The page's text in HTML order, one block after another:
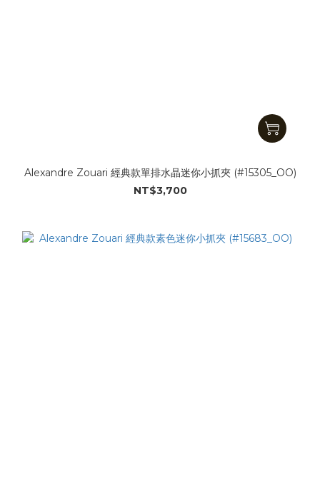
Alexandre Zouari 經典款單排水晶迷你小抓夾 (#15305_OO)
NT$3,700